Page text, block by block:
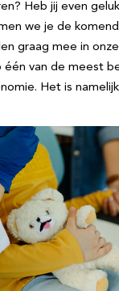
Heb jij even
we je de
graag mee in
één van de meest
Het is